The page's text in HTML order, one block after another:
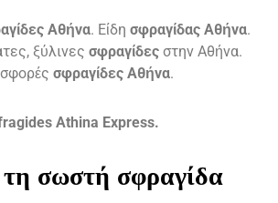
Αθήνα. Είδη σφραγίδας Αθήνα.
ξύλινες σφραγίδεςστην Αθήνα.
σφραγίδες Αθήνα.
Athina Express.
τη σωστή σφραγίδα